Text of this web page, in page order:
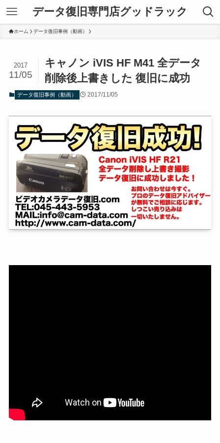
データ復旧専門店グッドラック
ホーム データ復旧事例（動画）
キャノン iVIS HF M41 全データ
削除後上書きした 復旧に成功
2017
11/05
データ復旧事例（動画） 2017/11/05